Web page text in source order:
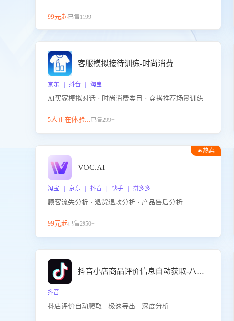
提升客服团队的销服能力。
99元起已售1199+
客服模拟接待训练-时尚消费
京东 | 抖音 | 淘宝
AI买家模拟对话 · 时尚消费类目 · 穿搭推荐场景训练
5人正在体验...已售299+
🔥热卖
VOC.AI
淘宝 | 京东 | 抖音 | 快手 | 拼多多
顾客流失分析 · 退货退款分析 · 产品售后分析
99元起已售2950+
抖音小店商品评价信息自动获取-八爪鱼
抖音
抖店评价自动爬取 · 极速导出 · 深度分析